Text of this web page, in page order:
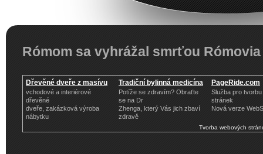
Rómom sa vyhrážal smrťou
Dřevěné dveře z masívu
vchodové a interiérové
dřevěné
dveře, zakázková výroba
nábytku
Tradiční bylinná medicína
Potíže se zdravím? Obraťte
se na Dr
Zhenga, který Vás jich zbaví
zdravě
PageRide.com
Služba pro
stránek
Nová verze
Tvorba webových